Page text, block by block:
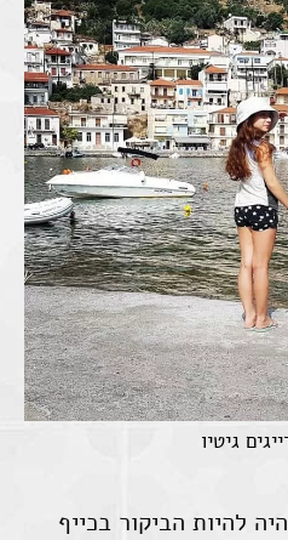
גיטיו
להיות הביקור בכייף